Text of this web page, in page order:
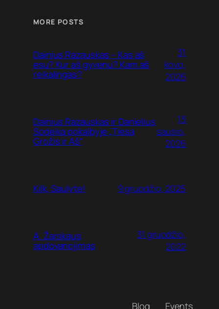
MORE POSTS
Dainius Razauskas – Kas aš
esu? Kur aš gyvenu? Kam aš
reikalingas?
31
kovo,
2026
Dainius Razauskas ir Danielius
Sodeika pokalbyje „Tiesa
Grožis ir Aš“
13
sausio,
2026
Kilk, Saulyte! 9 gruodžio, 2025
A. Žarskaus
apdovanojimas
31 gruodžio,
2022
Blog Events